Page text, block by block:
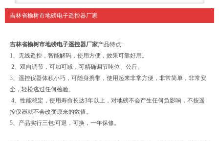
吉林省榆树市地磅电子遥控器厂家
吉林省榆树市地磅电子遥控器厂家产品特点:
1、无线遥控，智能解码，使用方便，效果可靠好用。
2、双向调节，可加可减，可精确调节吨位、公斤。
3、遥控仪器体积小巧，可随身携带，使用起来非常方便，非常简单，非常安
全，轻松逃过任何检验。
4、性能稳定，使用寿命长达3年以上，对地磅不会产生任何负影响，不按遥
控仪器就不会改变原来的数值。
5、产品实行三包:可退，可换，一年保修。